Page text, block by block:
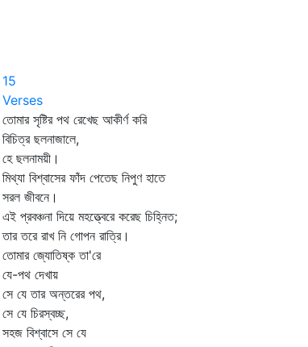
15
Verses
তোমার সৃষ্টির পথ রেখেছ আকীর্ণ করি
বিচিত্র ছলনাজালে,
হে ছলনাময়ী।
মিথ্যা বিশ্বাসের ফাঁদ পেতেছ নিপুণ হাতে
সরল জীবনে।
এই প্রবঞ্চনা দিয়ে মহত্ত্বেরে করেছ চিহ্নিত;
তার তরে রাখ নি গোপন রাত্রি।
তোমার জ্যোতিষ্ক তা'রে
যে-পথ দেখায়
সে যে তার অন্তরের পথ,
সে যে চিরস্বচ্ছ,
সহজ বিশ্বাসে সে যে